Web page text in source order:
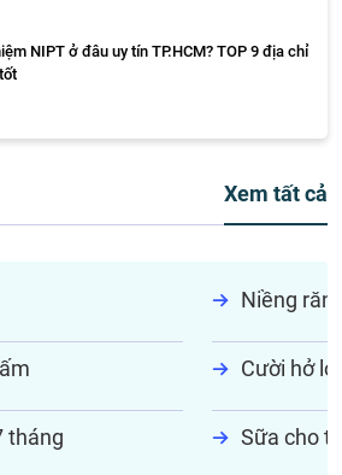
NIPT ở đâu uy tín TP.HCM? TOP 9 địa chỉ
Xem tất cả
Niềng
Cười hở lợi
tháng Sữa cho